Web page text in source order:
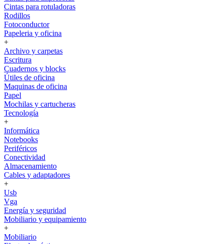
Cintas para rotuladoras
Rodillos
Fotoconductor
Papeleria y oficina
+
Archivo y carpetas
Escritura
Cuadernos y blocks
Útiles de oficina
Maquinas de oficina
Papel
Mochilas y cartucheras
Tecnología
+
Informática
Notebooks
Periféricos
Conectividad
Almacenamiento
Cables y adaptadores
+
Usb
Vga
Energía y seguridad
Mobiliario y equipamiento
+
Mobiliario